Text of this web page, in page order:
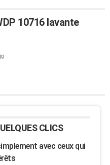
10716 lavante
CLICS
avec ceux qui